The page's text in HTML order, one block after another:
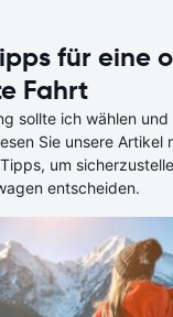
für eine
Fahrt
sollte ich wählen
Sie unsere Artikel
um
entscheiden.